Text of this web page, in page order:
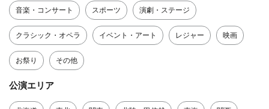
音楽・コンサート スポーツ 演劇・ステージ
クラシック・オペラ イベント・アート レジャー 映画
お祭り その他
公演エリア